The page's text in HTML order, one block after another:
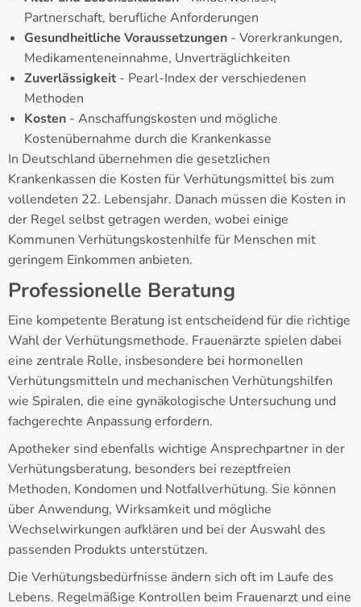
Partnerschaft, berufliche Anforderungen
Gesundheitliche Voraussetzungen - Vorerkrankungen,
Medikamenteneinnahme, Unverträglichkeiten
Zuverlässigkeit - Pearl-Index der verschiedenen
Methoden
Kosten - Anschaffungskosten und mögliche
Kostenübernahme durch die Krankenkasse
In Deutschland übernehmen die gesetzlichen
Krankenkassen die Kosten für Verhütungsmittel bis zum
vollendeten 22. Lebensjahr. Danach müssen die Kosten in
der Regel selbst getragen werden, wobei einige
Kommunen Verhütungskostenhilfe für Menschen mit
geringem Einkommen anbieten.
Professionelle Beratung
Eine kompetente Beratung ist entscheidend für die richtige
Wahl der Verhütungsmethode. Frauenärzte spielen dabei
eine zentrale Rolle, insbesondere bei hormonellen
Verhütungsmitteln und mechanischen Verhütungshilfen
wie Spiralen, die eine gynäkologische Untersuchung und
fachgerechte Anpassung erfordern.
Apotheker sind ebenfalls wichtige Ansprechpartner in der
Verhütungsberatung, besonders bei rezeptfreien
Methoden, Kondomen und Notfallverhütung. Sie können
über Anwendung, Wirksamkeit und mögliche
Wechselwirkungen aufklären und bei der Auswahl des
passenden Produkts unterstützen.
Die Verhütungsbedürfnisse ändern sich oft im Laufe des
Lebens. Regelmäßige Kontrollen beim Frauenarzt und eine